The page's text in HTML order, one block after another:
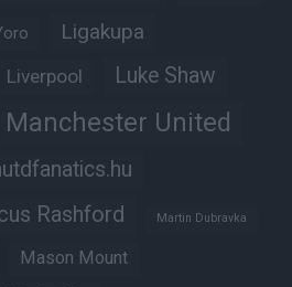
Ligakupa
Liverpool Luke Shaw
Manchester United
Rashford Martin Dubravka
Mason Mount